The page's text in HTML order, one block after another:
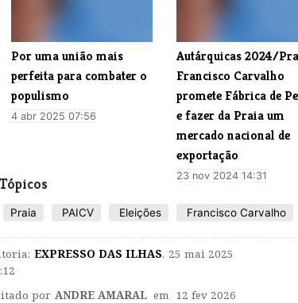
Por uma união mais
perfeita para combater o
populismo
4 abr 2025 07:56
Autárquicas 2024/
Francisco Carvalho
promete Fábrica de
e fazer da Praia um
mercado nacional de
exportação
23 nov 2024 14:31
Tópicos
Praia PAICV Eleições Francisco Carvalho
EXPRESSO DAS ILHAS, 25 mai 2025
por ANDRE AMARAL em 12 fev 2026